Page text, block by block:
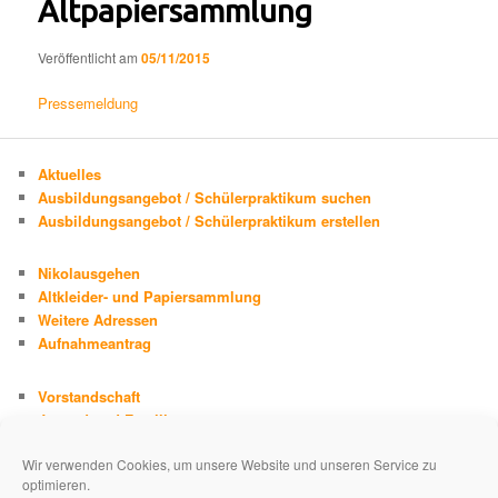
Wir verwenden Cookies, um unsere Website und unseren Service zu
optimieren.
Altpapiersammlung
Veröffentlicht am05/11/2015
Pressemeldung
Aktuelles
Ausbildungsangebot / Schülerpraktikum suchen
Ausbildungsangebot / Schülerpraktikum erstellen
Nikolausgehen
Altkleider- und Papiersammlung
Weitere Adressen
Aufnahmeantrag
Vorstandschaft
Jugend und Familie
Adolph Kolping
Impressum